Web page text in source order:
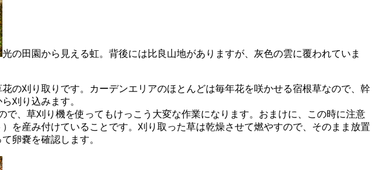
光の田園から見える虹。背後には比良山地がありますが、灰色の雲に覆われていま
刈り取りです。カーデンエリアのほとんどは毎年花を咲かせる宿根草なので、幹
刈り込みます。
、草刈り機を使ってもけっこう大変な作業になります。おまけに、この時に注意
を産み付けていることです。刈り取った草は乾燥させて燃やすので、そのまま放置
卵嚢を確認します。